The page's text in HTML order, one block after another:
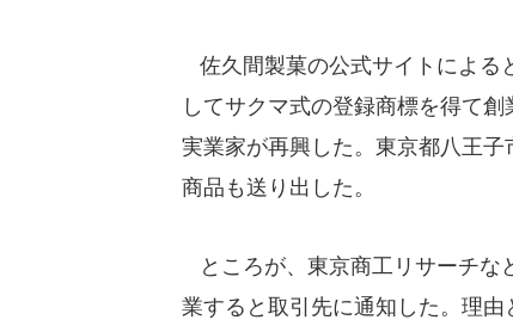
佐久間製菓の公式サイトによる
してサクマ式の登録商標を得て
実業家が再興した。東京都八王
商品も送り出した。
ところが、東京商工リサーチな
業すると取引先に通知した。理